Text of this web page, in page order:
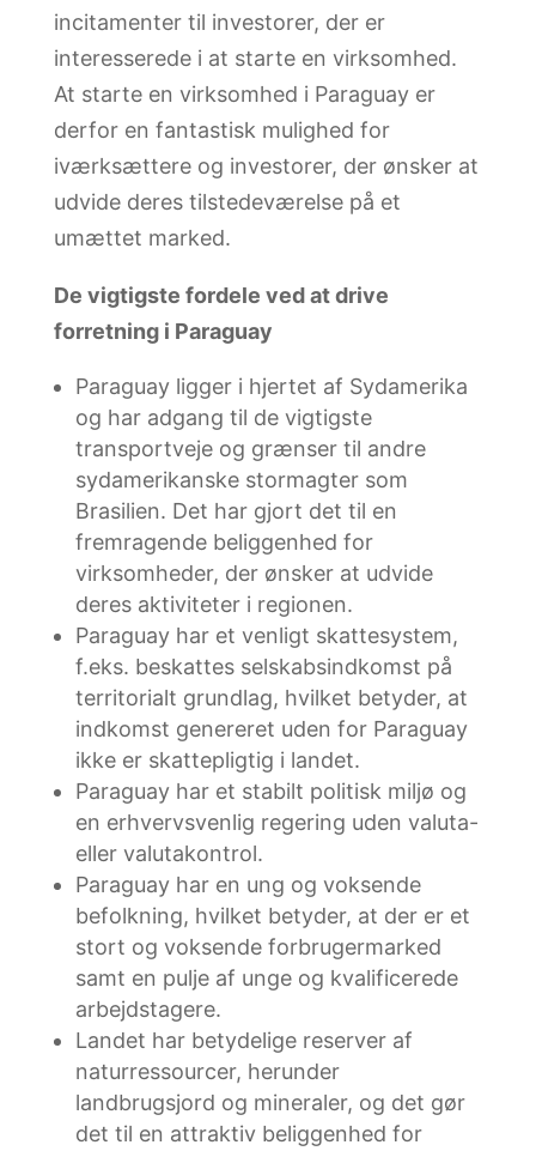
incitamenter til investorer, der er
interesserede i at starte en virksomhed.
At starte en virksomhed i Paraguay er
derfor en fantastisk mulighed for
iværksættere og investorer, der ønsker at
udvide deres tilstedeværelse på et
umættet marked.
De vigtigste fordele ved at drive
forretning i Paraguay
Paraguay ligger i hjertet af Sydamerika
og har adgang til de vigtigste
transportveje og grænser til andre
sydamerikanske stormagter som
Brasilien. Det har gjort det til en
fremragende beliggenhed for
virksomheder, der ønsker at udvide
deres aktiviteter i regionen.
Paraguay har et venligt skattesystem,
f.eks. beskattes selskabsindkomst på
territorialt grundlag, hvilket betyder, at
indkomst genereret uden for Paraguay
ikke er skattepligtig i landet.
Paraguay har et stabilt politisk miljø og
en erhvervsvenlig regering uden valuta-
eller valutakontrol.
Paraguay har en ung og voksende
befolkning, hvilket betyder, at der er et
stort og voksende forbrugermarked
samt en pulje af unge og kvalificerede
arbejdstagere.
Landet har betydelige reserver af
naturressourcer, herunder
landbrugsjord og mineraler, og det gør
det til en attraktiv beliggenhed for